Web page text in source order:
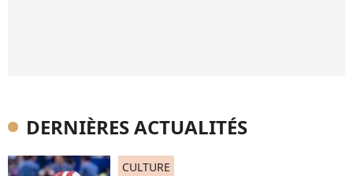
DERNIÈRES ACTUALITÉS
CULTURE